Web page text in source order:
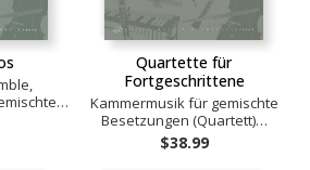
Quartette für
Fortgeschrittene
Kammermusik für gemischte
Besetzungen (Quartett)…
$38.99